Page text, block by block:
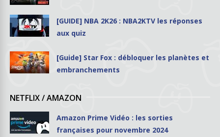
[GUIDE] NBA 2K26 : NBA2KTV les réponses
aux quiz
[Guide] Star Fox : débloquer les planètes et
embranchements
NETFLIX / AMAZON
Amazon Prime Vidéo : les sorties
françaises pour novembre 2024